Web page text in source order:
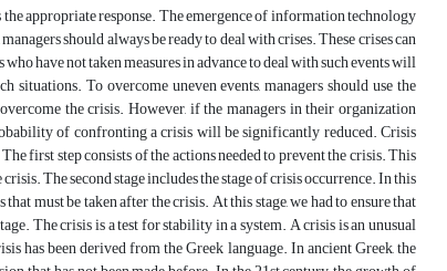
appropriate response. The emergence of information technology
should always be ready to deal with crises. These crises can
have not taken measures in advance to deal with such events will
To overcome uneven events, managers should use the
the crisis. However, if the managers in their organization
of confronting a crisis will be significantly reduced. Crisis
first step consists of the actions needed to prevent the crisis. This
The second stage includes the stage of crisis occurrence. In this
must be taken after the crisis. At this stage, we had to ensure that
The crisis is a test for stability in a system. A crisis is an unusual
has been derived from the Greek language. In ancient Greek, the